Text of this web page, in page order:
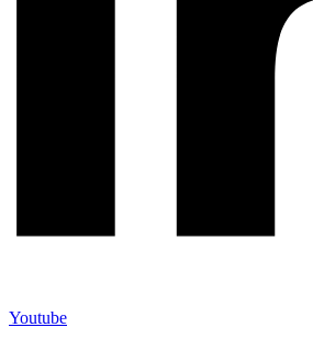
Youtube